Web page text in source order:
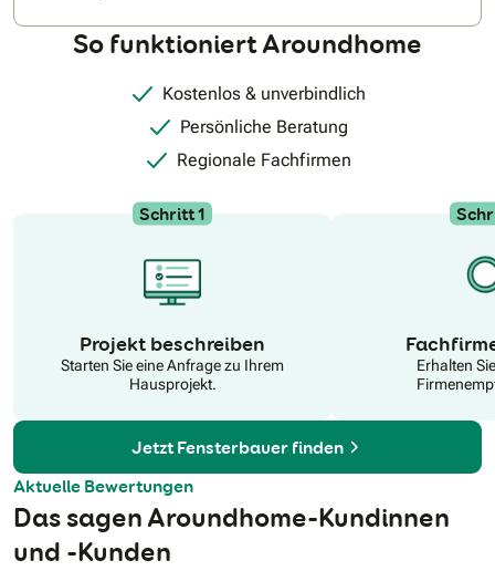
schaffen und die Zufriedenheit unserer Kunden bei jedem
Projekt sicherzustellen.
So funktioniert Aroundhome
Kostenlos & unverbindlich
Persönliche Beratung
Regionale Fachfirmen
Schritt 1
Projekt beschreiben
Starten Sie eine Anfrage zu Ihrem
Hausprojekt.
Erhalten
Jetzt Fensterbauer finden
Aktuelle Bewertungen
Das sagen Aroundhome-Kundinnen
und -Kunden